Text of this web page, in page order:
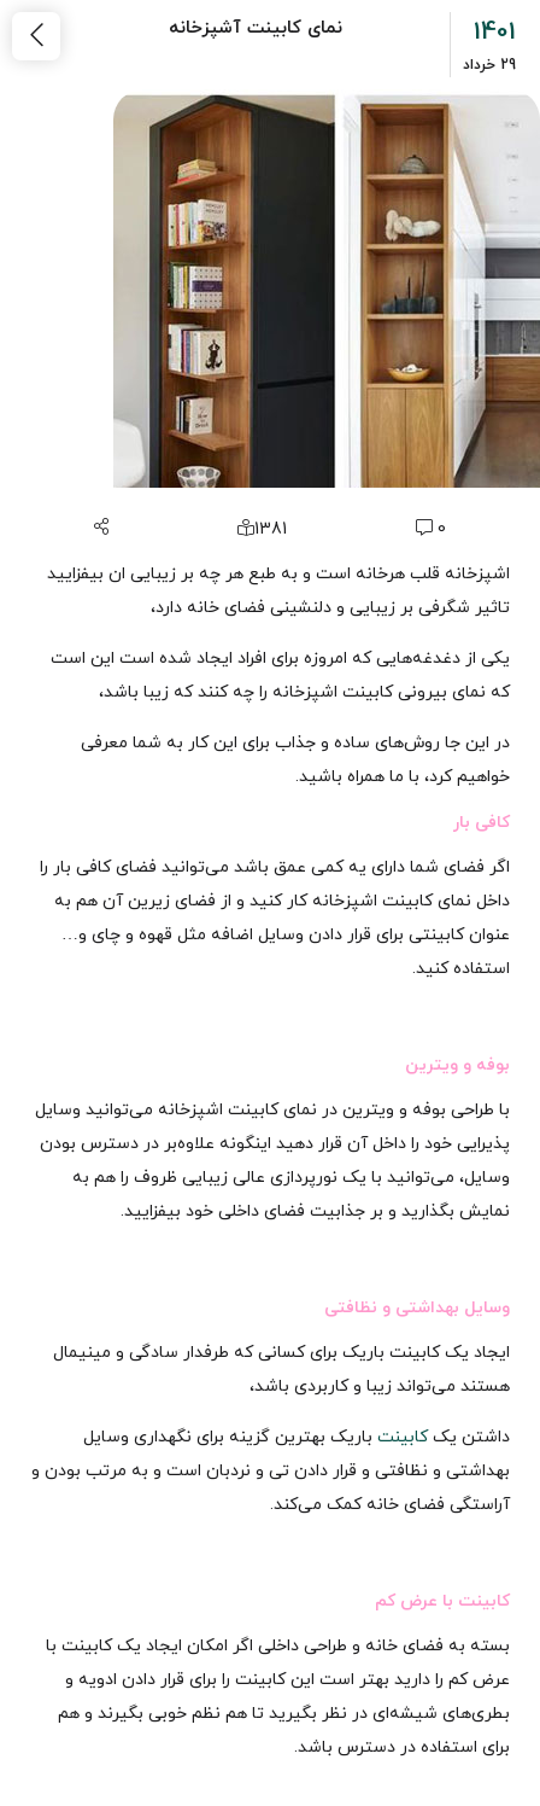
1401
29 خرداد
نمای کابینت آشپزخانه
0
1381
اشپزخانه قلب هرخانه است و به طبع هر چه بر زیبایی ان بیفزایید
تاثیر شگرفی بر زیبایی و دلنشینی فضای خانه دارد،
یکی از دغدغه‌هایی که امروزه برای افراد ایجاد شده است این است
که نمای بیرونی کابینت‌ اشپزخانه را چه کنند که زیبا باشد،
در این جا روش‌های ساده و جذاب برای این کار به شما معرفی
خواهیم کرد، با ما همراه باشید.
کافی بار
اگر فضای شما دارای یه کمی عمق باشد می‌توانید فضای کافی بار را
داخل نمای کابینت اشپزخانه کار کنید و از فضای زیرین آن هم به
عنوان کابینتی برای قرار دادن وسایل اضافه مثل قهوه و چای و…
استفاده کنید.
بوفه و ویترین
با طراحی بوفه و ویترین در نمای کابینت اشپزخانه می‌توانید وسایل
پذیرایی خود را داخل آن قرار دهید اینگونه علاوه‌بر در دسترس بودن
وسایل، می‌توانید با یک نورپردازی عالی زیبایی ظروف را هم به
نمایش بگذارید و بر جذابیت فضای داخلی خود بیفزایید.
وسایل بهداشتی و نظافتی
ایجاد یک کابینت باریک برای کسانی که طرفدار سادگی و مینیمال
هستند می‌تواند زیبا و کاربردی باشد،
داشتن یککابینت باریک بهترین گزینه برای نگهداری وسایل
بهداشتی و نظافتی و قرار دادن تی و نردبان است و به مرتب بودن و
آراستگی فضای خانه کمک می‌کند.
کابینت با عرض کم
بسته به فضای خانه و طراحی داخلی اگر امکان ایجاد یک کابینت با
عرض کم را دارید بهتر است این کابینت را برای قرار دادن ادویه و
بطری‌های شیشه‌ای در نظر بگیرید تا هم نظم خوبی بگیرند و هم
برای استفاده در دسترس باشد.